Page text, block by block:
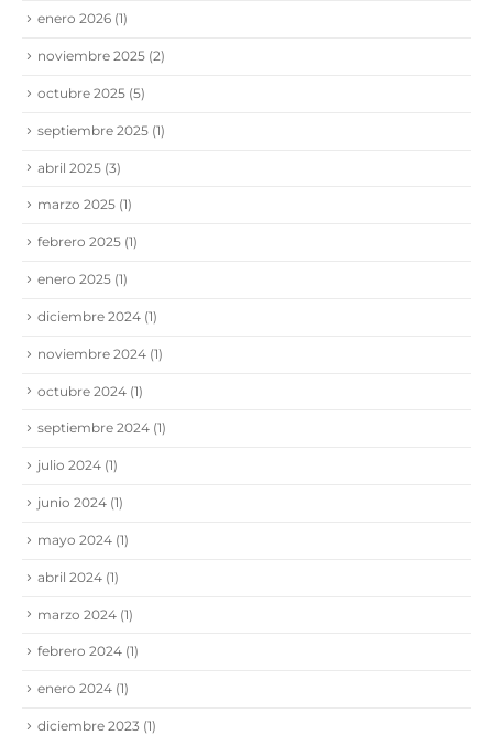
enero 2026 (1)
noviembre 2025 (2)
octubre 2025 (5)
septiembre 2025 (1)
abril 2025 (3)
marzo 2025 (1)
febrero 2025 (1)
enero 2025 (1)
diciembre 2024 (1)
noviembre 2024 (1)
octubre 2024 (1)
septiembre 2024 (1)
julio 2024 (1)
junio 2024 (1)
mayo 2024 (1)
abril 2024 (1)
marzo 2024 (1)
febrero 2024 (1)
enero 2024 (1)
diciembre 2023 (1)